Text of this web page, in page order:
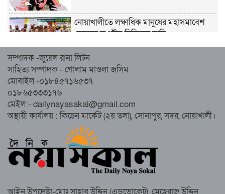
নোয়াখালীতে লক্ষাধিক মানুষের মহাসমাবেশ
হেজবুত তওহীদ নিষিদ্ধের দাবি
নোয়াখালীতে ইসলামী মহাসমাবেশের প্রস্তুতি
সম্পন্ন, অংশ নেবেন লক্ষাধিক মানুষ
নোয়াখালীতে ইসলামী ছাত্রশিবিরের ‘অদম্য
জুলাই’ মিছিল
সুবর্ণচরে মায়ের অভিযোগে সাবেক ভাইস
চেয়ারম্যান গ্রেপ্তার
সম্পাদক -জুয়েল রানা লিটন
সাহিত্য সম্পাদক - গোলাম মাওলা জসিম
মোবাইল -০১৮৪৫৭১৬৫৩৭
০১৮৬৫৩৩৩১৭৬
মেইল:- dailynayasakal@gmail.com
অস্থায়ী কার্যালয় : কিচেন মার্কেট (২য় তলা), সোনাপুর, সদর, নোয়াখালী।